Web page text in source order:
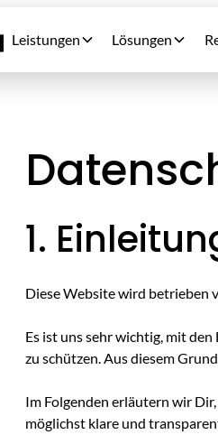
Leistungen Lösungen
1.
Diese Website wird betrieben
Es ist uns sehr wichtig, mit
zu schützen. Aus diesem
Im Folgenden erläutern wir
möglichst klare und